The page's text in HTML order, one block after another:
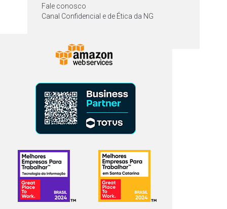
Fale conosco
Canal Confidencial e de Ética da NG